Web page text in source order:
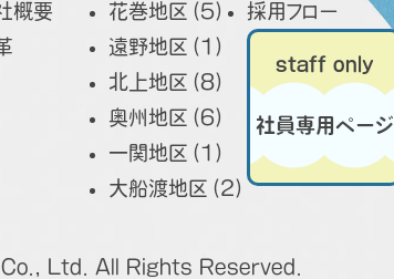
概要
花巻地区（5）
遠野地区（1）
北上地区（8）
奥州地区（6）
一関地区（1）
大船渡地区（2）
採用フロー
staff only
社員専用ページ
Ltd. All Rights Reserved.